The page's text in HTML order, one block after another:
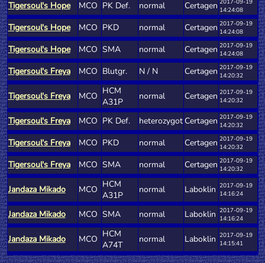
Tigersoul's Hope MCO PK Def. normal Certagen 2017-09-19
14:24:08
Tigersoul's Hope MCO PKD normal Certagen 2017-09-19
14:24:08
Tigersoul's Hope MCO SMA normal Certagen 2017-09-19
14:24:08
Tigersoul's Freya MCO Blutgr. N / N Certagen 2017-09-19
14:20:32
Tigersoul's Freya MCO HCM
A31P
normal Certagen 2017-09-19
14:20:32
Tigersoul's Freya MCO PK Def. heterozygot Certagen 2017-09-19
14:20:32
Tigersoul's Freya MCO PKD normal Certagen 2017-09-19
14:20:32
Tigersoul's Freya MCO SMA normal Certagen 2017-09-19
14:20:32
Jandaza Mikado MCO HCM
A31P
normal Laboklin 2017-09-19
14:16:24
Jandaza Mikado MCO SMA normal Laboklin 2017-09-19
14:16:24
Jandaza Mikado MCO HCM
A74T
normal Laboklin 2017-09-19
14:15:41